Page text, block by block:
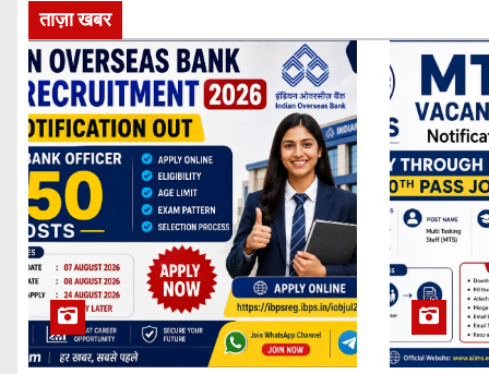
ताज़ा खबर